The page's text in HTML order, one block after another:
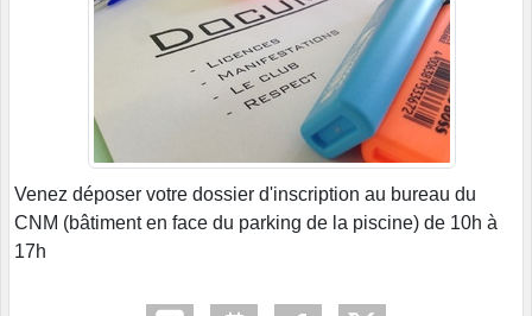
Venez déposer votre dossier d'inscription au bureau du
CNM (bâtiment en face du parking de la piscine) de 10h à
17h